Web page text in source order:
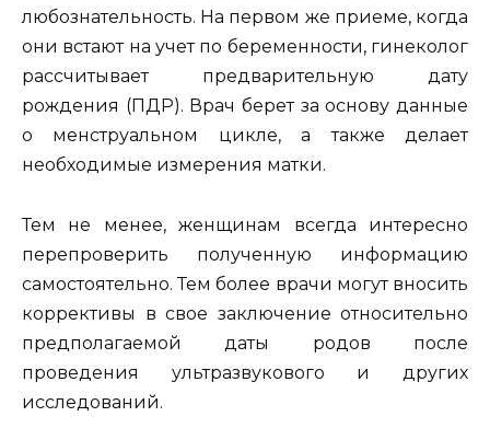
любознательность. На первом же приеме, когда
они встают на учет по беременности, гинеколог
рассчитывает предварительную дату
рождения (ПДР). Врач берет за основу данные
о менструальном цикле, а также делает
необходимые измерения матки.
Тем не менее, женщинам всегда интересно
перепроверить полученную информацию
самостоятельно. Тем более врачи могут вносить
коррективы в свое заключение относительно
предполагаемой даты родов после
проведения ультразвукового и других
исследований.